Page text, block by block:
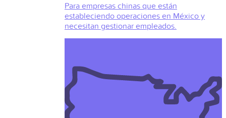
Para empresas chinas que están
estableciendo operaciones en México y
necesitan gestionar empleados.